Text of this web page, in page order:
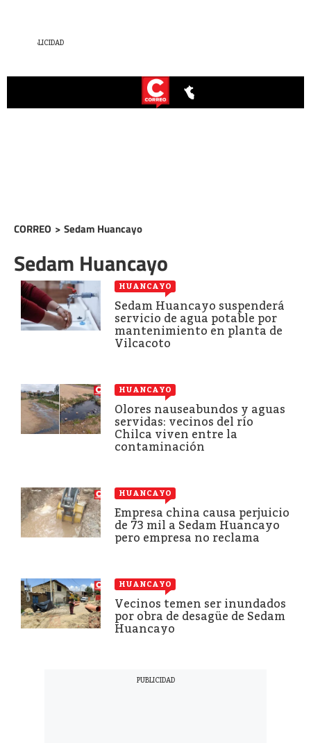
CORREO > Sedam Huancayo
Sedam Huancayo
HUANCAYO
Sedam Huancayo suspenderá
servicio de agua potable por
mantenimiento en planta de
Vilcacoto
HUANCAYO
Olores nauseabundos y aguas
servidas: vecinos del río
Chilca viven entre la
contaminación
HUANCAYO
Empresa china causa perjuicio
de 73 mil a Sedam Huancayo
pero empresa no reclama
HUANCAYO
Vecinos temen ser inundados
por obra de desagüe de Sedam
Huancayo